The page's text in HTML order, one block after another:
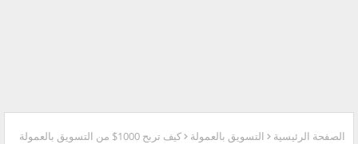
الصفحة الرئيسية التسويق بالعمولة
كيف تربح 1000$ من التسويق بالعمولة